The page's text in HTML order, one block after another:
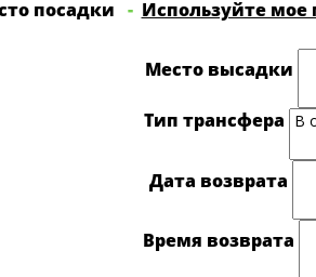
посадки - Используйте
Место высадки
Тип трансфера
Дата возврата
Время возврата